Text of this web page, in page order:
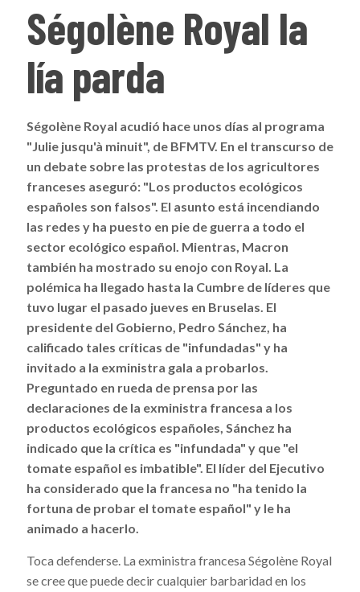
Ségolène Royal la
lía parda
Ségolène Royal acudió hace unos días al programa
"Julie jusqu'à minuit", de BFMTV. En el transcurso de
un debate sobre las protestas de los agricultores
franceses aseguró: "Los productos ecológicos
españoles son falsos". El asunto está incendiando
las redes y ha puesto en pie de guerra a todo el
sector ecológico español. Mientras, Macron
también ha mostrado su enojo con Royal. La
polémica ha llegado hasta la Cumbre de líderes que
tuvo lugar el pasado jueves en Bruselas. El
presidente del Gobierno, Pedro Sánchez, ha
calificado tales críticas de "infundadas" y ha
invitado a la exministra gala a probarlos.
Preguntado en rueda de prensa por las
declaraciones de la exministra francesa a los
productos ecológicos españoles, Sánchez ha
indicado que la crítica es "infundada" y que "el
tomate español es imbatible". El líder del Ejecutivo
ha considerado que la francesa no "ha tenido la
fortuna de probar el tomate español" y le ha
animado a hacerlo.
Toca defenderse. La exministra francesa Ségolène Royal
se cree que puede decir cualquier barbaridad en los